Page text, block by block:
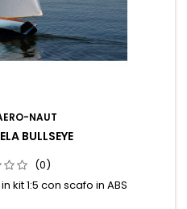
NAUT
BULLSEYE
(0)
kit 1:5 con scafo in ABS